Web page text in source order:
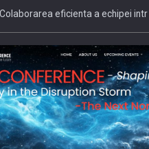
eficienta a echipei intr